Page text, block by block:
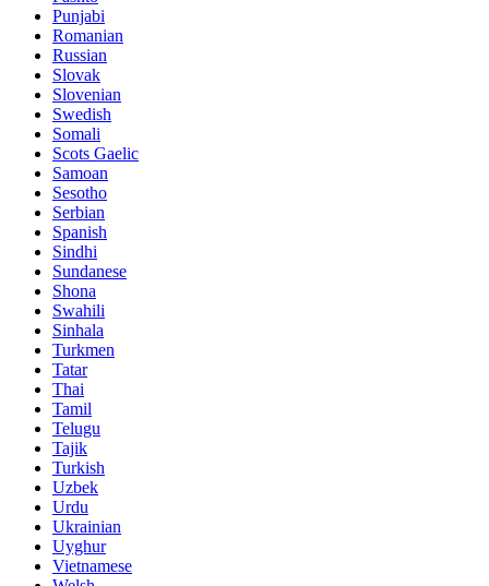
Punjabi
Romanian
Russian
Slovak
Slovenian
Swedish
Somali
Scots Gaelic
Samoan
Sesotho
Serbian
Spanish
Sindhi
Sundanese
Shona
Swahili
Sinhala
Turkmen
Tatar
Thai
Tamil
Telugu
Tajik
Turkish
Uzbek
Urdu
Ukrainian
Uyghur
Vietnamese